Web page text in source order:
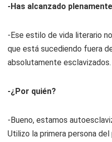
-Has alcanzado
-Ese estilo de vida literario
que está sucediendo fuera
absolutamente esclavizados.
-¿Por quién?
-Bueno, estamos
Utilizo la primera persona